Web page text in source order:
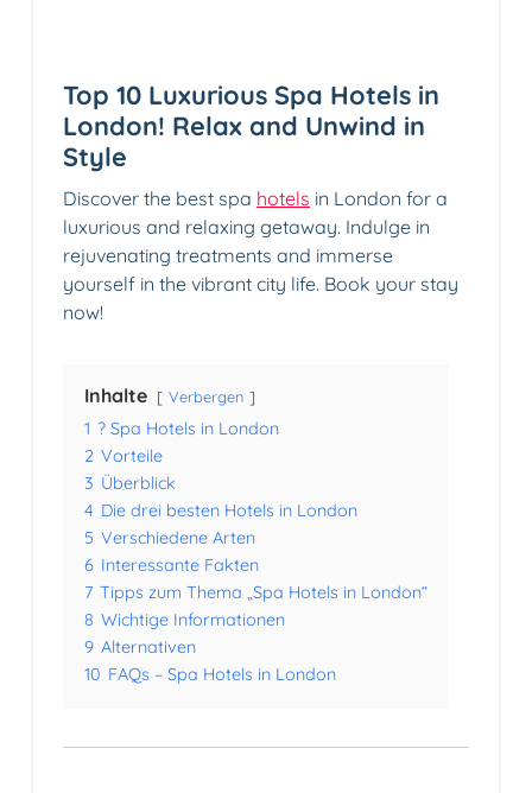
Top 10 Luxurious Spa Hotels in
London! Relax and Unwind in
Style
Discover the best spa hotels in London for a
luxurious and relaxing getaway. Indulge in
rejuvenating treatments and immerse
yourself in the vibrant city life. Book your stay
now!
Inhalte Verbergen
1 ? Spa Hotels in London
2 Vorteile
3 Überblick
4 Die drei besten Hotels in London
5 Verschiedene Arten
6 Interessante Fakten
7 Tipps zum Thema „Spa Hotels in London“
8 Wichtige Informationen
9 Alternativen
10 FAQs – Spa Hotels in London